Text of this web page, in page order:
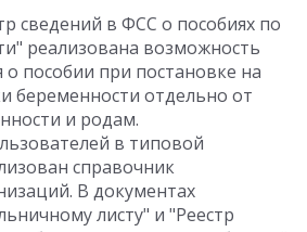
сведений в ФСС о пособиях по
реализована возможность
о пособии при постановке на
беременности отдельно от
и родам.
в типовой
справочник
В документах
листу" и "Реестр